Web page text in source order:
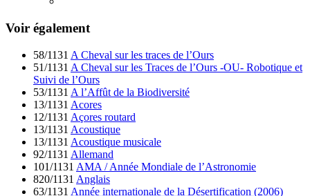
Voir également
58/1131 A Cheval sur les traces de l’Ours
51/1131 A Cheval sur les Traces de l’Ours -OU- Robotique et
Suivi de l’Ours
53/1131 A l’Affût de la Biodiversité
13/1131 Acores
12/1131 Açores routard
13/1131 Acoustique
13/1131 Acoustique musicale
92/1131 Allemand
101/1131 AMA / Année Mondiale de l’Astronomie
820/1131 Anglais
63/1131 Année internationale de la Désertification (2006)